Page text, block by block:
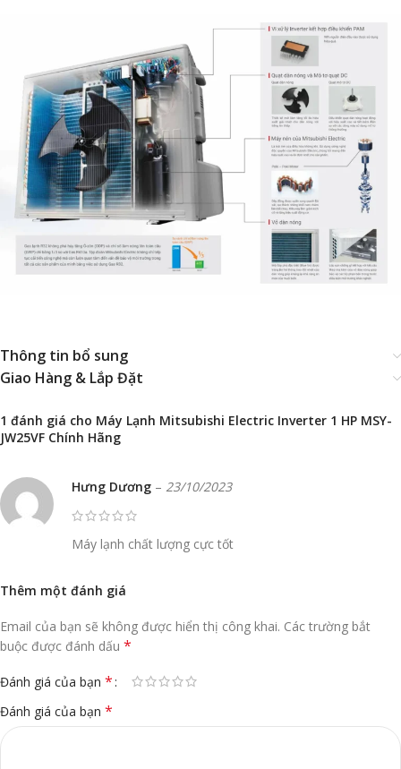
Thông tin bổ sung
Giao Hàng & Lắp Đặt
1 đánh giá cho Máy Lạnh Mitsubishi Electric Inverter 1 HP MSY-
JW25VF Chính Hãng
Hưng Dương – 23/10/2023
Máy lạnh chất lượng cực tốt
Thêm một đánh giá
Email của bạn sẽ không được hiển thị công khai. Các trường bắt
buộc được đánh dấu *
Đánh giá của bạn *
Đánh giá của bạn *